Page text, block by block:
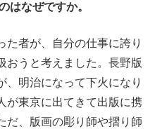
なぜですか。
者が、自分の仕事に誇り
おうと考えました。長野版
、明治になって下火になり
が東京に出てきて出版に携
だ、版画の彫り師や摺り師